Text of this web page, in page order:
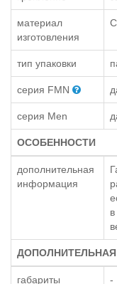
материал
изготовления
тип упаковки
серия FMN
серия Men
ОСОБЕННОСТИ
дополнительная
информация
габариты
-